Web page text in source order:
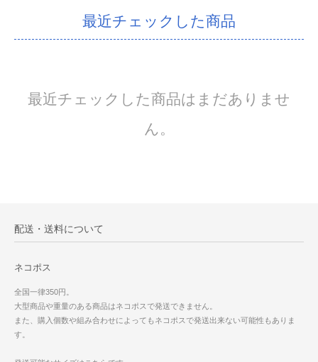
最近チェックした商品
最近チェックした商品はまだありませ
ん。
配送・送料について
ネコポス
全国一律350円。
大型商品や重量のある商品はネコポスで発送できません。
また、購入個数や組み合わせによってもネコポスで発送出来ない可能性もありま
す。